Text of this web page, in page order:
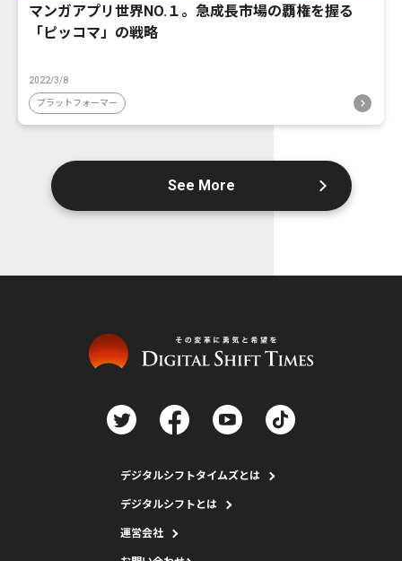
マンガアプリ世界NO.１。急成長市場の覇権を握る
「ピッコマ」の戦略
2022/3/8
プラットフォーマー
See More
デジタルシフトタイムズとは
デジタルシフトとは
運営会社